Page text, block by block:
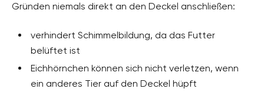
Gründen niemals direkt an den Deckel anschließen:
verhindert Schimmelbildung, da das Futter
belüftet ist
Eichhörnchen können sich nicht verletzen, wenn
ein anderes Tier auf den Deckel hüpft